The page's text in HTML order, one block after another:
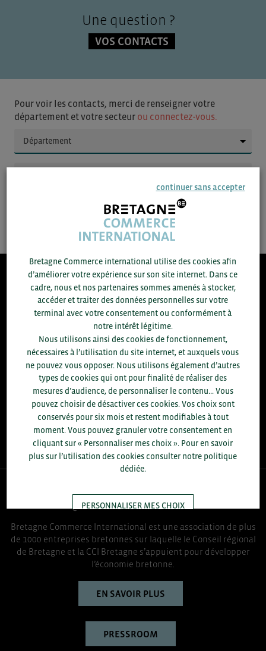
Une question ?
VOS CONTACTS
Pour voir les contacts, merci de renseigner votre
département et votre secteur ou connectez-vous.
SAUVEGARDER
8.300
ACCOMPAGNEMENTS RÉALISÉS EN 2025
développement commercial, conseils réglementaires, réunions
d'information....
+1.700 ENTREPRISES DIFFÉRENTES
accompagnées par notre équipe en 2025
96 % D'ENTREPRISES SATISFAITES
enquête réalisée auprès de 300 entreprises
QUI-SOMMES NOUS ?
Bretagne Commerce International est une association de plus
de 1000 entreprises bretonnes sur laquelle le Conseil régional
de Bretagne et la CCI Bretagne s’appuient pour développer
l’économie bretonne.
EN SAVOIR PLUS
PRESSROOM
continuer sans accepter
Bretagne Commerce international utilise des cookies afin
d’améliorer votre expérience sur son site internet. Dans ce
cadre, nous et nos partenaires sommes amenés à stocker,
accéder et traiter des données personnelles sur votre
terminal avec votre consentement ou conformément à
notre intérêt légitime.
Nous utilisons ainsi des cookies de fonctionnement,
nécessaires à l’utilisation du site internet, et auxquels vous
ne pouvez vous opposer. Nous utilisons également d’autres
types de cookies qui ont pour finalité de réaliser des
mesures d’audience, de personnaliser le contenu... Vous
pouvez choisir de désactiver ces cookies. Vos choix sont
conservés pour six mois et restent modifiables à tout
moment. Vous pouvez granuler votre consentement en
cliquant sur « Personnaliser mes choix ». Pour en savoir
plus sur l’utilisation des cookies consulter notre politique
dédiée.
PERSONNALISER MES CHOIX
TOUT ACCEPTER